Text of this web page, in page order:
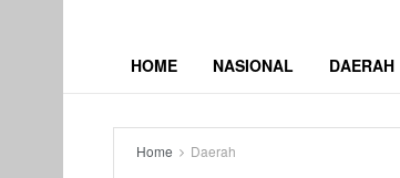
HOME NASIONAL DAERAH
Home Daerah